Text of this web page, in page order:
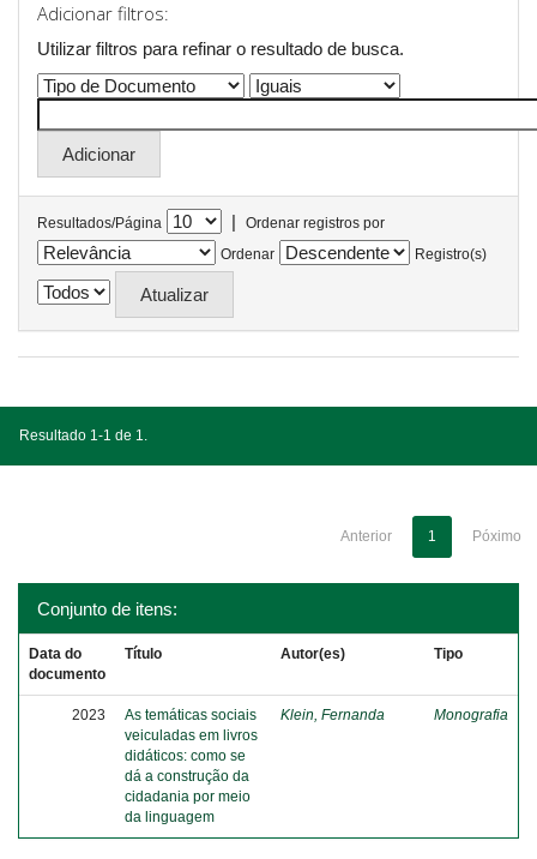
Adicionar filtros:
Utilizar filtros para refinar o resultado de busca.
Resultados/Página |
Ordenar registros por
Ordenar
Registro(s)
Resultado 1-1 de 1.
Anterior 1 Póximo
Conjunto de itens:
Data do
documento
Título Autor(es) Tipo
2023
As temáticas sociais
veiculadas em livros
didáticos: como se
dá a construção da
cidadania por meio
da linguagem
Klein, Fernanda Monografia